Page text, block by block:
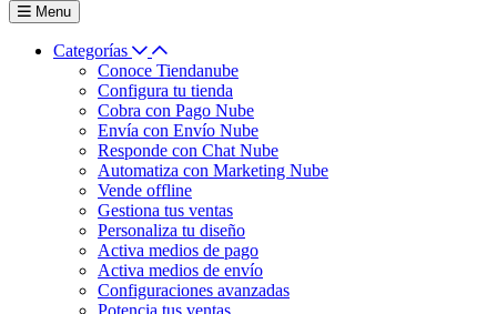
Menu
Categorías
Conoce Tiendanube
Configura tu tienda
Cobra con Pago Nube
Envía con Envío Nube
Responde con Chat Nube
Automatiza con Marketing Nube
Vende offline
Gestiona tus ventas
Personaliza tu diseño
Activa medios de pago
Activa medios de envío
Configuraciones avanzadas
Potencia tus ventas